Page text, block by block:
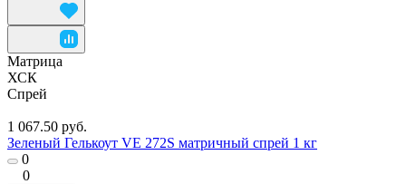
Матрица
ХСК
Спрей
1 067.50 руб.
Зеленый Гелькоут VE 272S матричный спрей 1 кг
0
0